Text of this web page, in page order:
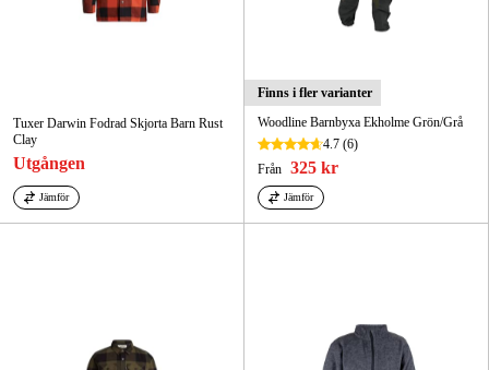
Tuxer Darwin Fodrad Skjorta Barn Rust
Clay
Utgången
Jämför
Finns i fler varianter
Woodline Barnbyxa Ekholme Grön/Grå
4.7 (6)
Från 325 kr
Jämför